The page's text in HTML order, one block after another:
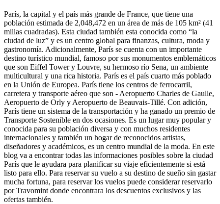
París, la capital y el país más grande de France, que tiene una
población estimada de 2,048,472 en un área de más de 105 km² (41
millas cuadradas). Esta ciudad también esta conocida como “la
ciudad de luz” y es un centro global para finanzas, cultura, moda y
gastronomía. Adicionalmente, París se cuenta con un importante
destino turístico mundial, famoso por sus monumentos emblemáticos
que son Eiffel Tower y Louvre, su hermoso río Sena, un ambiente
multicultural y una rica historia. París es el país cuarto más poblado
en la Unión de Europea. París tiene los centros de ferrocarril,
carretera y transporte aéreo que son - Aeropuerto Charles de Gaulle,
Aeropuerto de Orly y Aeropuerto de Beauvais-Tillé. Con adición,
París tiene un sistema de la transportación y ha ganado un premio de
Transporte Sostenible en dos ocasiones. Es un lugar muy popular y
conocida para su población diversa y con muchos residentes
internacionales y también un hogar de reconocidos artistas,
diseñadores y académicos, es un centro mundial de la moda. En este
blog va a encontrar todas las informaciones posibles sobre la ciudad
París que le ayudara para planificar su viaje eficientemente si está
listo para ello. Para reservar su vuelo a su destino de sueño sin gastar
mucha fortuna, para reservar los vuelos puede considerar reservarlo
por Travomint donde encontrara los descuentos exclusivos y las
ofertas también.